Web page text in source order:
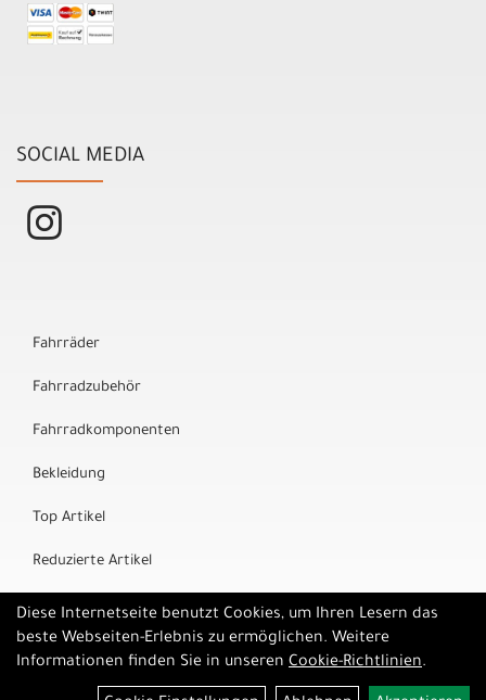
SOCIAL MEDIA
Fahrräder
Fahrradzubehör
Fahrradkomponenten
Bekleidung
Top Artikel
Reduzierte Artikel
Marken
Diese Internetseite benutzt Cookies, um Ihren Lesern das
beste Webseiten-Erlebnis zu ermöglichen. Weitere
Informationen finden Sie in unseren Cookie-Richtlinien.